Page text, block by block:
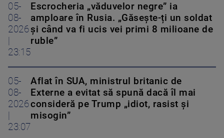
05-
08-
2026
23:15
Escrocheria „văduvelor negre” ia
amploare în Rusia. „Găsește-ți un soldat
și când va fi ucis vei primi 8 milioane de
ruble”
05-
08-
2026
23:07
Aflat în SUA, ministrul britanic de
Externe a evitat să spună dacă îl mai
consideră pe Trump „idiot, rasist și
misogin”